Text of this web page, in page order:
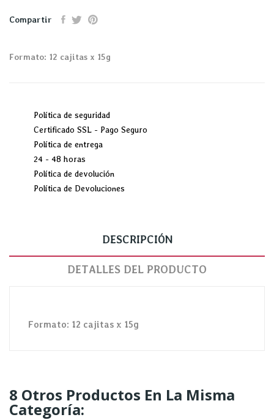
Compartir
Formato: 12 cajitas x 15g
Política de seguridad
Certificado SSL - Pago Seguro
Política de entrega
24 - 48 horas
Política de devolución
Política de Devoluciones
DESCRIPCIÓN
DETALLES DEL PRODUCTO
Formato: 12 cajitas x 15g
8 Otros Productos En La Misma
Categoría: